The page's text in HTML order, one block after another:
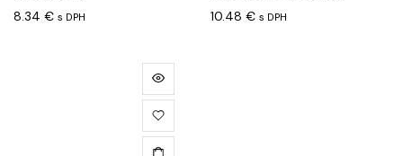
8.34 € s DPH
10.48 € s DPH